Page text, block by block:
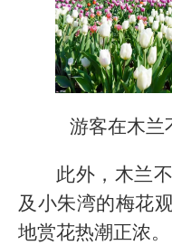
游客在木兰
此外，木兰
及小朱湾的梅花
地赏花热潮正浓。